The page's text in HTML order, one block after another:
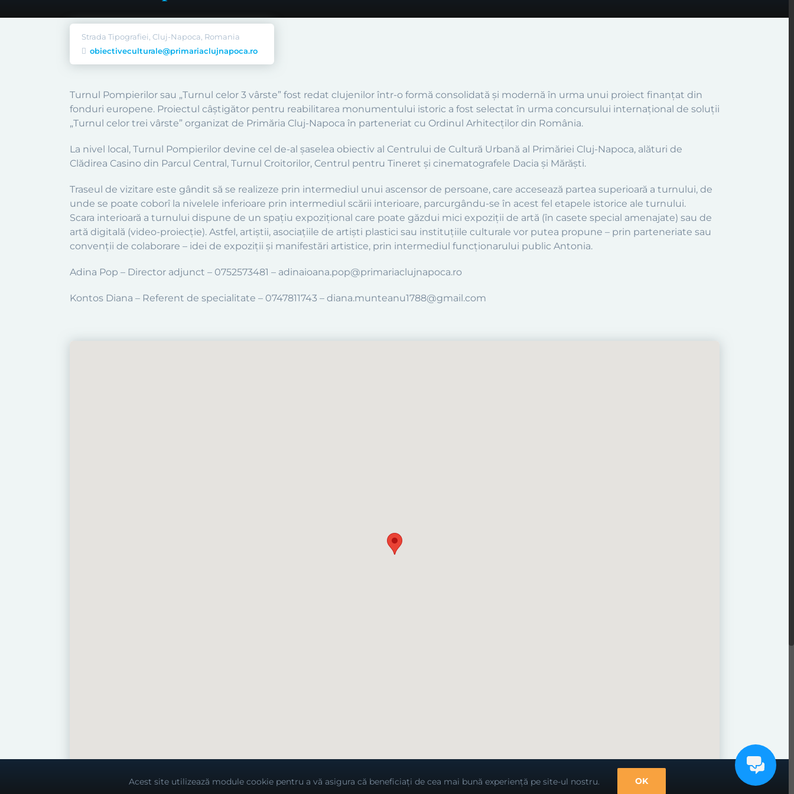
Strada Tipografiei, Cluj-Napoca, Romania
obiectiveculturale@primariaclujnapoca.ro
Turnul Pompierilor sau „Turnul celor 3 vârste” fost redat clujenilor într-o formă consolidată și modernă în urma unui proiect finanțat din
fonduri europene. Proiectul câștigător pentru reabilitarea monumentului istoric a fost selectat în urma concursului internațional de soluții
„Turnul celor trei vârste” organizat de Primăria Cluj-Napoca în parteneriat cu Ordinul Arhitecților din România.
La nivel local, Turnul Pompierilor devine cel de-al șaselea obiectiv al Centrului de Cultură Urbană al Primăriei Cluj-Napoca, alături de
Clădirea Casino din Parcul Central, Turnul Croitorilor, Centrul pentru Tineret și cinematografele Dacia și Mărăști.
Traseul de vizitare este gândit să se realizeze prin intermediul unui ascensor de persoane, care accesează partea superioară a turnului, de
unde se poate coborî la nivelele inferioare prin intermediul scării interioare, parcurgându-se în acest fel etapele istorice ale turnului.
Scara interioară a turnului dispune de un spațiu expozițional care poate găzdui mici expoziții de artă (în casete special amenajate) sau de
artă digitală (video-proiecție). Astfel, artiștii, asociațiile de artiști plastici sau instituțiile culturale vor putea propune – prin parteneriate sau
convenții de colaborare – idei de expoziții și manifestări artistice, prin intermediul funcționarului public Antonia.
Adina Pop – Director adjunct – 0752573481 – adinaioana.pop@primariaclujnapoca.ro
Kontos Diana – Referent de specialitate – 0747811743 – diana.munteanu1788@gmail.com
Acest site utilizează module cookie pentru a vă asigura că beneficiați de cea mai bună experiență pe site-ul nostru. OK